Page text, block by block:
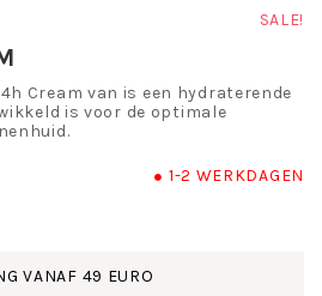
SALE!
Cream van is een hydraterende
is voor de optimale
1-2 WERKDAGEN
VANAF 49 EURO